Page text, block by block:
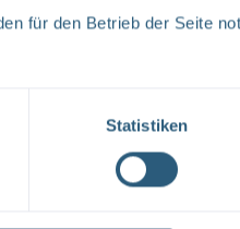
für den Betrieb der Seite
Statistiken
zur
gemäß
zur Durchführung der
vom: